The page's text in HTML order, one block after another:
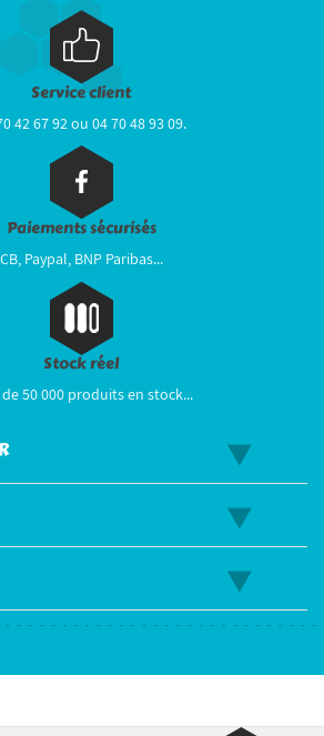
Service client
42 67 92 ou 04 70 48 93 09.
Paiements sécurisés
CB, Paypal, BNP Paribas...
Stock réel
50 000 produits en stock...